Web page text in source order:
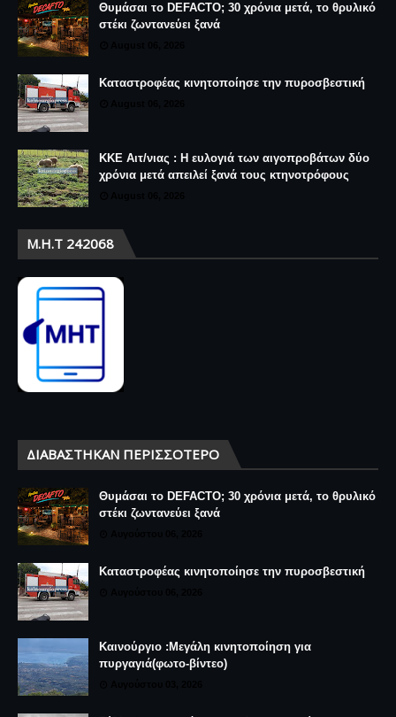
Θυμάσαι το DEFACTO; 30 χρόνια μετά, το θρυλικό
στέκι ζωντανεύει ξανά
Καταστροφέας κινητοποίησε την πυροσβεστική
ΚΚΕ Αιτ/νιας : Η ευλογιά των αιγοπροβάτων δύο
χρόνια μετά απειλεί ξανά τους κτηνοτρόφους
Μ.Η.Τ 242068
ΔΙΑΒΆΣΤΗΚΑΝ ΠΕΡΙΣΣΌΤΕΡΟ
Θυμάσαι το DEFACTO; 30 χρόνια μετά, το θρυλικό
στέκι ζωντανεύει ξανά
Καταστροφέας κινητοποίησε την πυροσβεστική
Καινούργιο :Μεγάλη κινητοποίηση για
πυργαγιά(φωτο-βίντεο)